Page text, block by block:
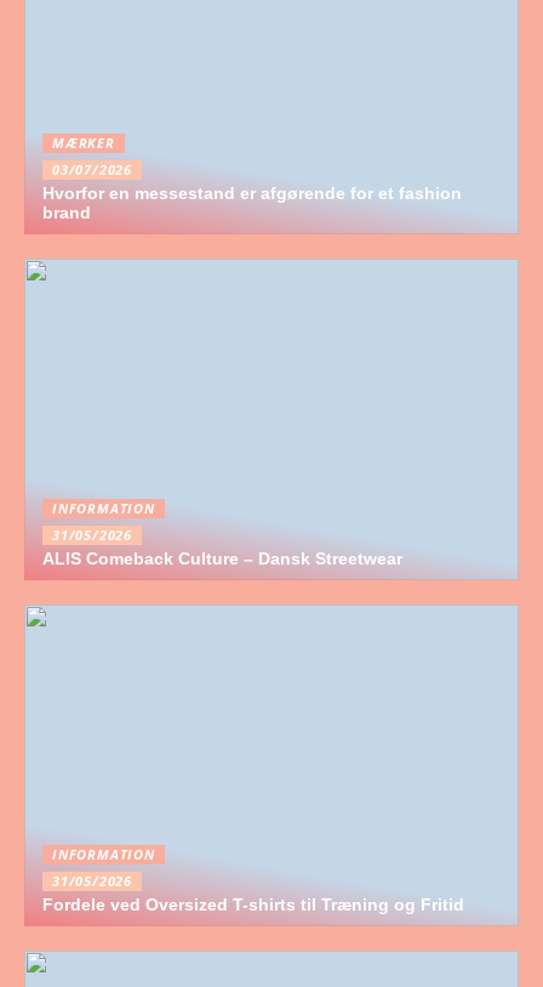
MÆRKER
03/07/2026
Hvorfor en messestand er afgørende for et fashion
brand
INFORMATION
31/05/2026
ALIS Comeback Culture – Dansk Streetwear
INFORMATION
31/05/2026
Fordele ved Oversized T-shirts til Træning og Fritid